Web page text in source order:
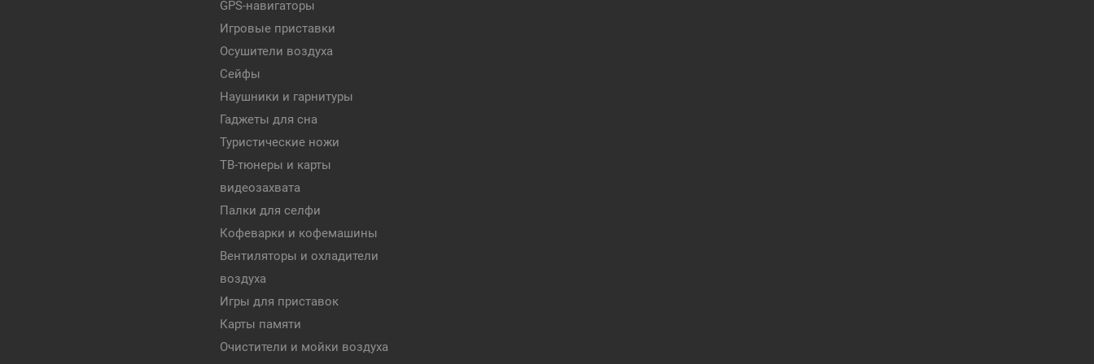
GPS-навигаторы
Игровые приставки
Осушители воздуха
Сейфы
Наушники и гарнитуры
Гаджеты для сна
Туристические ножи
ТВ-тюнеры и карты
видеозахвата
Палки для селфи
Кофеварки и кофемашины
Вентиляторы и охладители
воздуха
Игры для приставок
Карты памяти
Очистители и мойки воздуха